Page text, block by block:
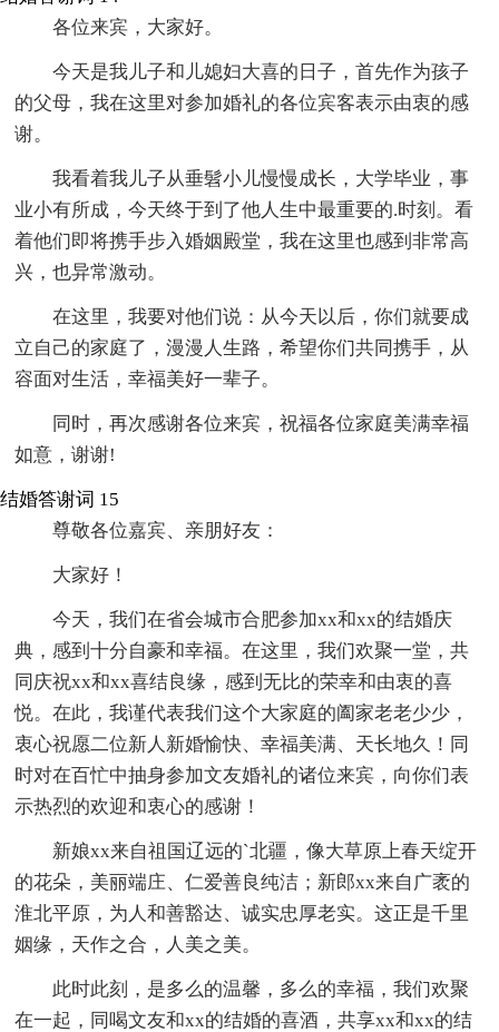
各位来宾，大家好。
今天是我儿子和儿媳妇大喜的日子，首先作为孩子
的父母，我在这里对参加婚礼的各位宾客表示由衷的感
谢。
我看着我儿子从垂髫小儿慢慢成长，大学毕业，事
业小有所成，今天终于到了他人生中最重要的.时刻。看
着他们即将携手步入婚姻殿堂，我在这里也感到非常高
兴，也异常激动。
在这里，我要对他们说：从今天以后，你们就要成
立自己的家庭了，漫漫人生路，希望你们共同携手，从
容面对生活，幸福美好一辈子。
同时，再次感谢各位来宾，祝福各位家庭美满幸福
如意，谢谢!
结婚答谢词 15
尊敬各位嘉宾、亲朋好友：
大家好！
今天，我们在省会城市合肥参加xx和xx的结婚庆
典，感到十分自豪和幸福。在这里，我们欢聚一堂，共
同庆祝xx和xx喜结良缘，感到无比的荣幸和由衷的喜
悦。在此，我谨代表我们这个大家庭的阖家老老少少，
衷心祝愿二位新人新婚愉快、幸福美满、天长地久！同
时对在百忙中抽身参加文友婚礼的诸位来宾，向你们表
示热烈的欢迎和衷心的感谢！
新娘xx来自祖国辽远的`北疆，像大草原上春天绽开
的花朵，美丽端庄、仁爱善良纯洁；新郎xx来自广袤的
淮北平原，为人和善豁达、诚实忠厚老实。这正是千里
姻缘，天作之合，人美之美。
此时此刻，是多么的温馨，多么的幸福，我们欢聚
在一起，同喝文友和xx的结婚的喜酒，共享xx和xx的结